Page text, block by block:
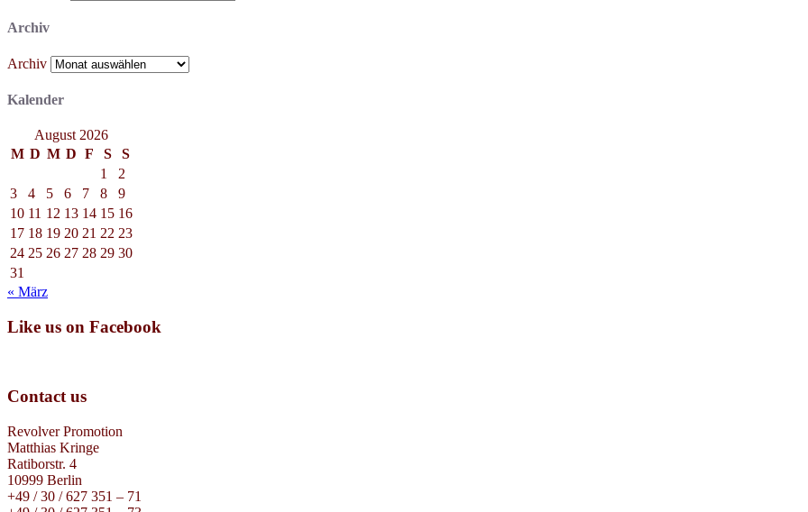
Archiv
Archiv
Kalender
August 2026
M D M D F S
S
1
2
3
4 5 6 7 8
9
10 11 12 13 14 15 16
17 18 19 20 21 22 23
24 25 26 27 28 29 30
31
« März
Like us on Facebook
Contact us
Revolver Promotion
Matthias Kringe
Ratiborstr. 4
10999 Berlin
+49 / 30 / 627 351 – 71